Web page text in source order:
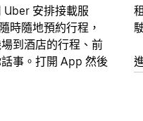
Uber 安排接載服
時隨地預約行程，
到酒店的行程、前
事。打開 App 然後